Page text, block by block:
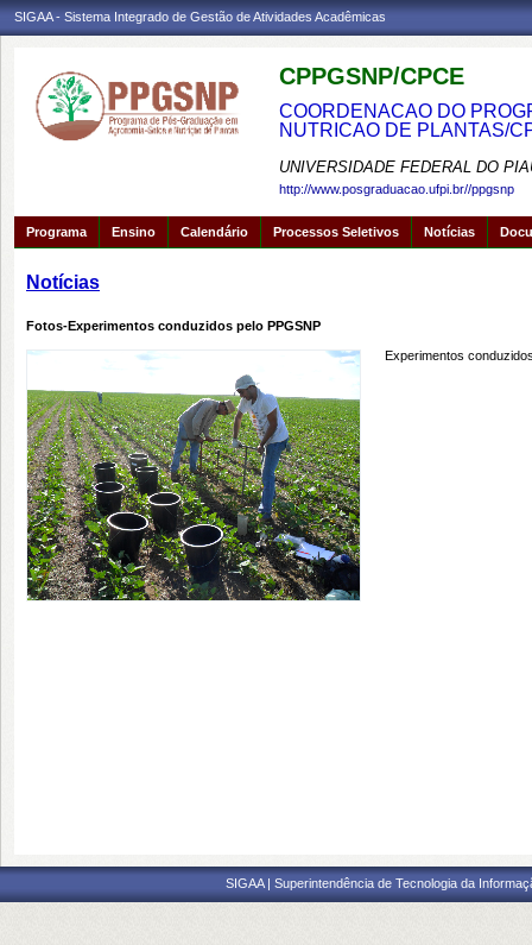
SIGAA - Sistema Integrado de Gestão de Atividades Acadêmicas
CPPGSNP/CPCE
COORDENACAO DO
NUTRICAO DE PLANTAS/
UNIVERSIDADE FEDERAL DO
http://www.posgraduacao.ufpi.br//ppgsnp
Programa Ensino Calendário Processos Seletivos Notícias
Notícias
Fotos-Experimentos conduzidos pelo PPGSNP
Experimentos
SIGAA | Superintendência de Tecnologia da